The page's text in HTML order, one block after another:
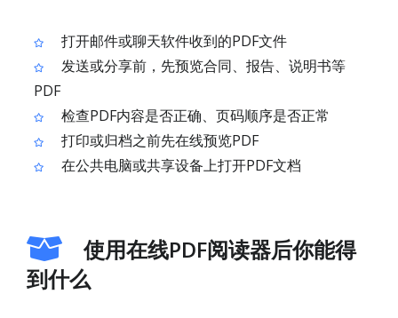
打开邮件或聊天软件收到的PDF文件
发送或分享前，先预览合同、报告、说明书等
PDF
检查PDF内容是否正确、页码顺序是否正常
打印或归档之前先在线预览PDF
在公共电脑或共享设备上打开PDF文档
使用在线PDF阅读器后你能得
到什么